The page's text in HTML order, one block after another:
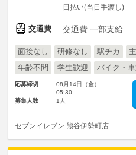
日払い(当日手渡し)
交通費 交通費 一部支給
面接なし 研修なし 駅チカ
年齢不問
学生歓迎 バイク・
応募締切
08月14日（金）
05:30
募集人数
1人
セブンイレブン 熊谷伊勢町店